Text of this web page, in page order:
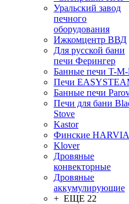
Уральский завод
печного
оборудования
Ижкомцентр ВВД
Для русской бани
печи Ферингер
Банные печи T-
Печи
Банные печи
Печи для бани
Stove
Kastor
Финские HARVIA
Klover
Дровяные
конвекторные
Дровяные
аккумулирующие
+ ЕЩЕ 22